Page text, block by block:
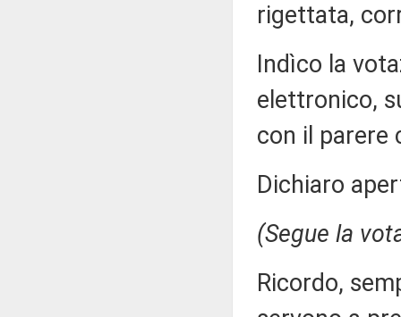
rigettata,
Indìco la
elettronico,
con il parere
Dichiaro
(Segue la
Ricordo,